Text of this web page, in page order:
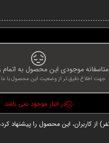
متاسفانه موجودی این محصول به
جهت اطلاع دقیق تر از وضعیت این محصول با ما
در انبار موجود نمی باشد